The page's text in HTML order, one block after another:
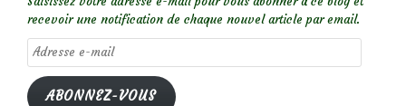
recevoir une notification de chaque nouvel article par email.
Adresse
e-
mail
ABONNEZ-VOUS